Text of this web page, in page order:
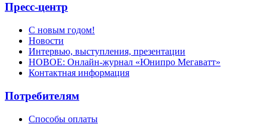
Пресс-центр
С новым годом!
Новости
Интервью, выступления, презентации
НОВОЕ: Онлайн-журнал «Юнипро Мегаватт»
Контактная информация
Потребителям
Способы оплаты